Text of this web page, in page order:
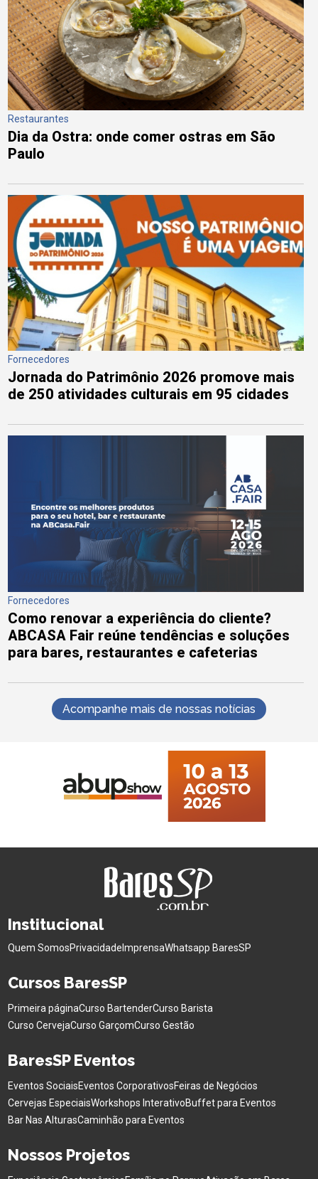
Restaurantes
Dia da Ostra: onde comer ostras em São
Paulo
Fornecedores
Jornada do Patrimônio 2026 promove mais
de 250 atividades culturais em 95 cidades
Fornecedores
Como renovar a experiência do cliente?
ABCASA Fair reúne tendências e soluções
para bares, restaurantes e cafeterias
Acompanhe mais de nossas notícias
Institucional
Quem SomosPrivacidade ImprensaWhatsapp BaresSP
Cursos BaresSP
Primeira páginaCurso BartenderCurso Barista
Curso CervejaCurso GarçomCurso Gestão
BaresSP Eventos
Eventos SociaisEventos CorporativosFeiras de Negócios
Cervejas EspeciaisWorkshops InterativoBuffet para Eventos
Bar Nas AlturasCaminhão para Eventos
Nossos Projetos